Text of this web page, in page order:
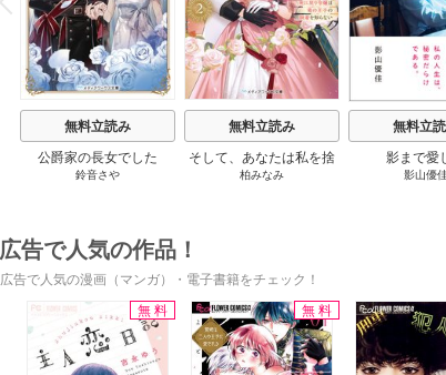
無料立読み
公爵家の長女でした
鈴音さや
無料立読み
そして、あなたは私を捨
てる
柏みなみ
無料立
影まで愛
影山優
広告で人気の作品！
広告で人気の漫画（マンガ）・電子書籍をチェック！
無料 無料